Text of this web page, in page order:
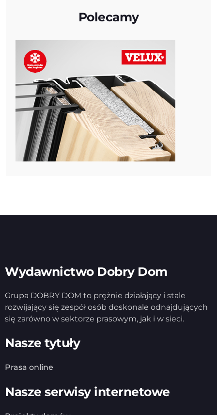
Polecamy
Wydawnictwo Dobry Dom
Grupa DOBRY DOM to prężnie działający i stale
rozwijający się zespół osób doskonale odnajdujących
się zarówno w sektorze prasowym, jak i w sieci.
Nasze tytuły
Prasa online
Nasze serwisy internetowe